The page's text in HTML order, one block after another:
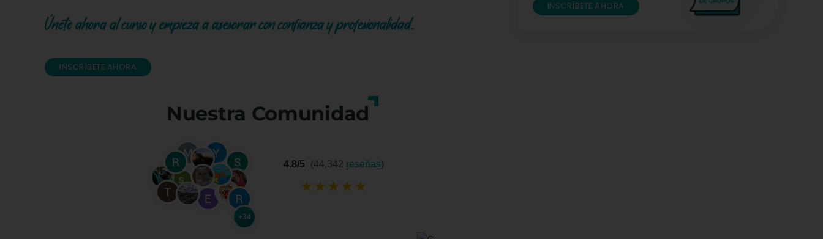
Únete ahora al curso y empieza a asesorar con confianza y profesionalidad.
INSCRÍBETE AHORA
Nuestra Comunidad
+34
4.8/5 (44,342 reseñas)
★★★★★
INSCRÍBETE AHORA